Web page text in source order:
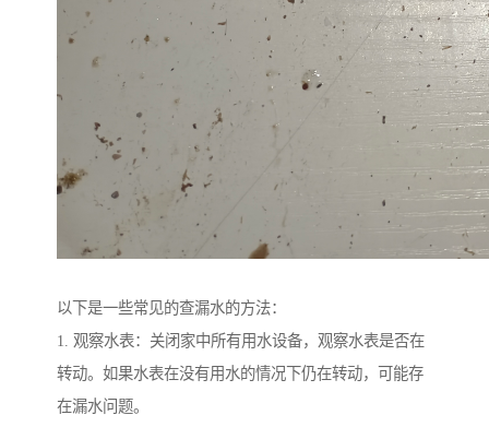
以下是一些常见的查漏水的方法：
1. 观察水表：关闭家中所有用水设备，观察水表是否在
转动。如果水表在没有用水的情况下仍在转动，可能存
在漏水问题。